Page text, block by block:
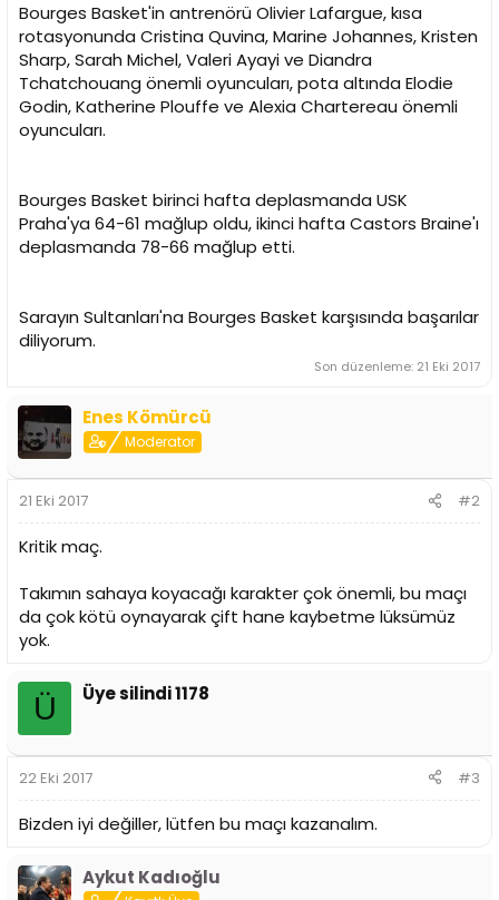
Bourges Basket'in antrenörü Olivier Lafargue, kısa
rotasyonunda Cristina Quvina, Marine Johannes, Kristen
Sharp, Sarah Michel, Valeri Ayayi ve Diandra
Tchatchouang önemli oyuncuları, pota altında Elodie
Godin, Katherine Plouffe ve Alexia Chartereau önemli
oyuncuları.
Bourges Basket birinci hafta deplasmanda USK
Praha'ya 64-61 mağlup oldu, ikinci hafta Castors Braine'ı
deplasmanda 78-66 mağlup etti.
Sarayın Sultanları'na Bourges Basket karşısında başarılar
diliyorum.
Son düzenleme: 21 Eki 2017
Enes Kömürcü
Moderator
21 Eki 2017 #2
Kritik maç.
Takımın sahaya koyacağı karakter çok önemli, bu maçı
da çok kötü oynayarak çift hane kaybetme lüksümüz
yok.
Ü Üye silindi 1178
22 Eki 2017 #3
Bizden iyi değiller, lütfen bu maçı kazanalım.
Aykut Kadıoğlu